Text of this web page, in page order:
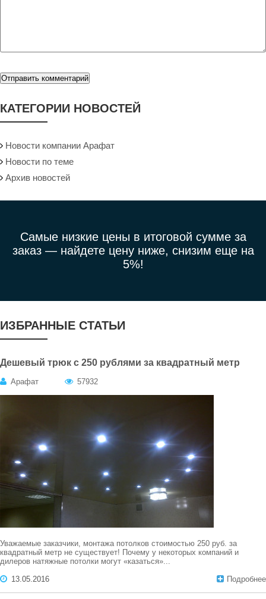
Отправить комментарий
КАТЕГОРИИ НОВОСТЕЙ
Новости компании Арафат
Новости по теме
Архив новостей
Самые низкие цены в итоговой сумме за
заказ — найдете цену ниже, снизим еще на
5%!
ИЗБРАННЫЕ СТАТЬИ
Дешевый трюк с 250 рублями за квадратный метр
Арафат 57932
Уважаемые заказчики, монтажа потолков стоимостью 250 руб. за
квадратный метр не существует! Почему у некоторых компаний и
дилеров натяжные потолки могут «казаться»...
13.05.2016
Подробнее